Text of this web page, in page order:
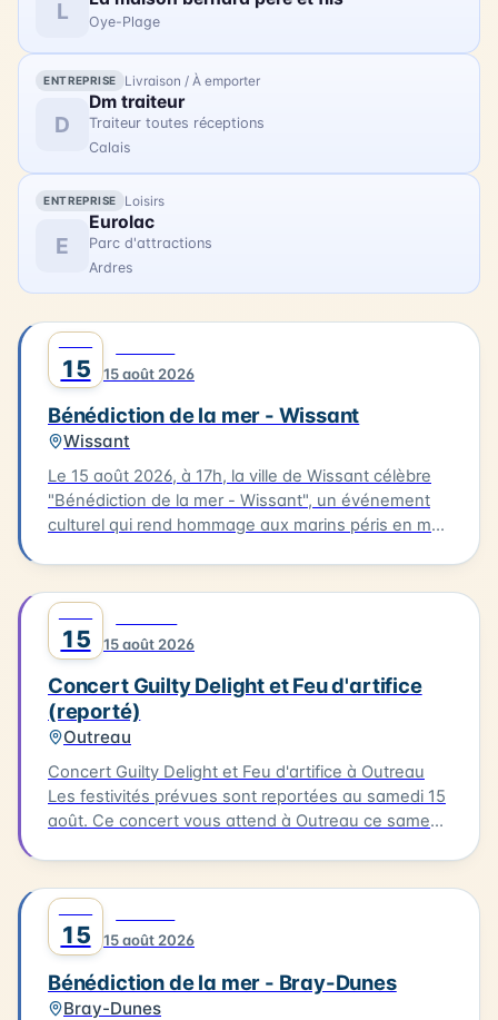
L Oye-Plage
ENTREPRISE Livraison / À emporter
D
Dm traiteur
Traiteur toutes réceptions
Calais
ENTREPRISE Loisirs
E
Eurolac
Parc d'attractions
Ardres
15 15 août 2026
Bénédiction de la mer - Wissant
Wissant
Le 15 août 2026, à 17h, la ville de Wissant célèbre
"Bénédiction de la mer - Wissant", un événement
culturel qui rend hommage aux marins péris en mer.
déroulera la bénédiction. Cette cérémonie sera
accompagnée de chants et aura lieu en présence
de flobarts, bateaux de pêche traditionnels. Ce
lieu dans un cadre emblématique de la Côte
d'Opale.
15 15 août 2026
Concert Guilty Delight et Feu d'artifice
(reporté)
Outreau
Concert Guilty Delight et Feu d'artifice à Outreau
Les festivités prévues sont reportées au samedi 15
août. Ce concert vous attend à Outreau ce samedi
15 15 août 2026
Bénédiction de la mer - Bray-Dunes
Bray-Dunes